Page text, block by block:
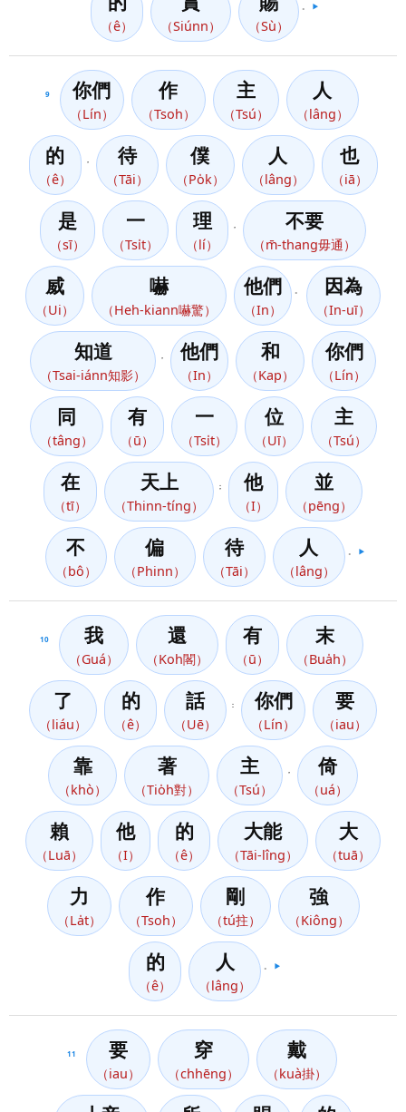
（ê） （Siúnn） （Sù）
▶️
9 你們
（Lín）
作
（Tsoh）
主
（Tsú）
人
（lâng）
的
（ê）
待
（Tāi）
僕
（Po̍k）
人
（lâng）
也
（iā）
是
（sī）
一
（Tsi̍t）
理
（lí）
不要
（m̄-thang毋通）
威
（Ui）
嚇
（Heh-kiann嚇驚）
他們
（In）
因為
（In-uī）
知道
（Tsai-iánn知影）
他們
（In）
和
（Kap）
你們
（Lín）
同
（tâng）
有
（ū）
一
（Tsi̍t）
位
（Uī）
主
（Tsú）
在
（tī）
天上
（Thinn-tíng）
； 他
（I）
並
（pēng）
不
（bô）
偏
（Phinn）
待
（Tāi）
人
（lâng）
▶️
10 我
（Guá）
還
（Koh閣）
有
（ū）
末
（Bua̍h）
了
（liáu）
的
（ê）
話
（Uē）
： 你們
（Lín）
要
（iau）
靠
（khò）
著
（Tio̍h對）
主
（Tsú）
倚
（uá）
賴
（Luā）
他
（I）
的
（ê）
大能
（Tāi-lîng）
大
（tuā）
力
（La̍t）
作
（Tsoh）
剛
（tú拄）
強
（Kiông）
的
（ê）
人
（lâng）
▶️
11 要
（iau）
穿
（chhēng）
戴
（kuà掛）